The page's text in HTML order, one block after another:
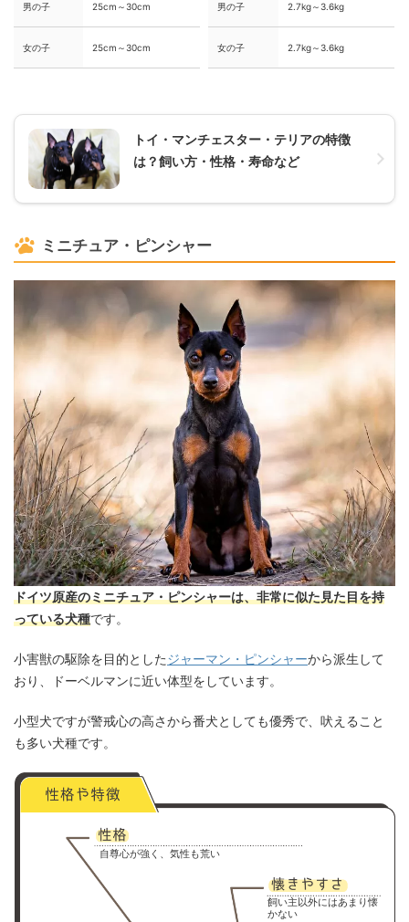
男の子 25cm～30cm
女の子 25cm～30cm
男の子 2.7kg～3.6kg
女の子 2.7kg～3.6kg
トイ・マンチェスター・テリアの特徴
は？飼い方・性格・寿命など
ミニチュア・ピンシャー
ドイツ原産のミニチュア・ピンシャーは、非常に似た見た目を持
っている犬種です。
小害獣の駆除を目的としたジャーマン・ピンシャーから派生して
おり、ドーベルマンに近い体型をしています。
小型犬ですが警戒心の高さから番犬としても優秀で、吠えること
も多い犬種です。
自尊心が強く、気性も荒い
飼い主以外にはあまり懐
かない